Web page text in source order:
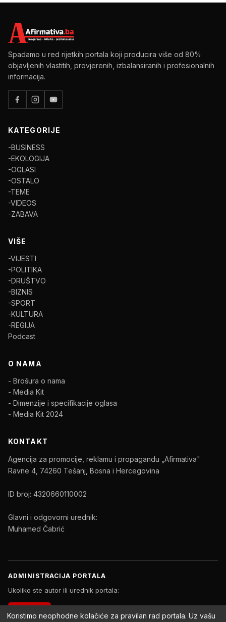
Spadamo u red rijetkih portala koji producira više od 80%
objavljenih vlastitih, provjerenih, izbalansiranih i profesionalnih
informacija.
KATEGORIJE
-BUSINESS
-EKOLOGIJA
-OGLASI
-OSTALO
-TEME
-VIDEOS
-ZABAVA
VIŠE
-VIJESTI
-POLITIKA
-DRUŠTVO
-BIZNIS
-SPORT
-KULTURA
-REGIJA
Podcast
O NAMA
- Brošura o nama
- Media Kit
- Dimenzije i specifikacije oglasa
- Media Kit 2024
KONTAKT
Agencija za promocije, reklamu i propagandu „Afirmativa"
Ravne 4, 74260 Tešanj, Bosna i Hercegovina
ID broj: 4320660110002
Glavni i odgovorni urednik:
Muhamed Čabrić
ADMINISTRACIJA PORTALA
Ukoliko ste autor ili urednik portala:
Koristimo neophodne kolačiće za pravilan rad portala. Uz vašu